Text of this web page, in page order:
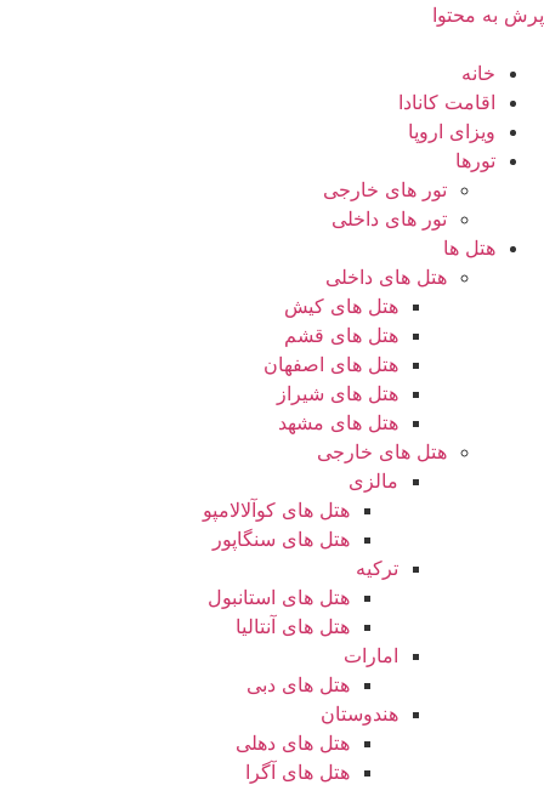
پرش به محتوا
خانه
اقامت کانادا
ویزای اروپا
تورها
تور های خارجی
تور های داخلی
هتل ها
هتل های داخلی
هتل های کیش
هتل های قشم
هتل های اصفهان
هتل های شیراز
هتل های مشهد
هتل های خارجی
مالزی
هتل های کوآلالامپو
هتل های سنگاپور
ترکیه
هتل های استانبول
هتل های آنتالیا
امارات
هتل های دبی
هندوستان
هتل های دهلی
هتل های آگرا